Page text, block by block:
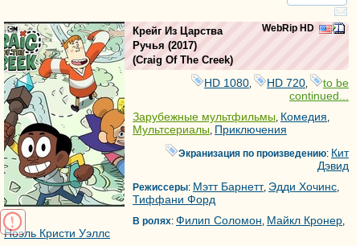
WebRip HD
Крейг Из Царства
Ручья (2017)
(Craig Of The Creek)
HD 1080 HD 720
to be
continued...
Зарубежные мультфильмы, Комедия,
Мультсериалы, Приключения
Экранизация по произведению: Кит
Дэвид
Режиссеры: Мэтт Барнетт, Эдди Хочинс,
Тиффани Форд
В ролях: Филип Соломон, Майкл Кронер,
Ноэль Кристи Уэллс